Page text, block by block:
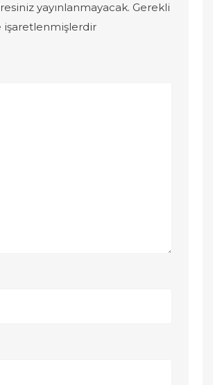
yayınlanmayacak. Gerekli
işaretlenmişlerdir